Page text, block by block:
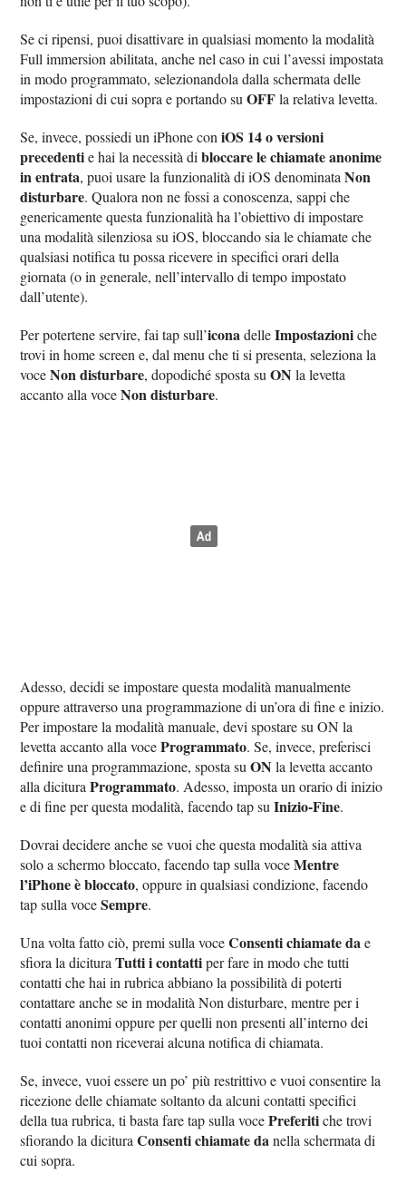
Se ci ripensi, puoi disattivare in qualsiasi momento la modalità
Full immersion abilitata, anche nel caso in cui l’avessi impostata
in modo programmato, selezionandola dalla schermata delle
impostazioni di cui sopra e portando suOFFla relativa levetta.
Se, invece, possiedi un iPhone coniOS 14 o versioni
precedentie hai la necessità dibloccare le chiamate anonime
in entrata, puoi usare la funzionalità di iOS denominataNon
disturbare. Qualora non ne fossi a conoscenza, sappi che
genericamente questa funzionalità ha l’obiettivo di impostare
una modalità silenziosa su iOS, bloccando sia le chiamate che
qualsiasi notifica tu possa ricevere in specifici orari della
giornata (o in generale, nell’intervallo di tempo impostato
dall’utente).
Per potertene servire, fai tap sull’iconadelleImpostazioniche
trovi in home screen e, dal menu che ti si presenta, seleziona la
voceNon disturbare, dopodiché sposta suON la levetta
accanto alla voceNon disturbare.
Adesso, decidi se impostare questa modalità manualmente
oppure attraverso una programmazione di un’ora di fine e inizio.
Per impostare la modalità manuale, devi spostare su ON la
levetta accanto alla voceProgrammato. Se, invece, preferisci
definire una programmazione, sposta suON la levetta accanto
alla dicituraProgrammato. Adesso, imposta un orario di inizio
e di fine per questa modalità, facendo tap suInizio-Fine.
Dovrai decidere anche se vuoi che questa modalità sia attiva
solo a schermo bloccato, facendo tap sulla voceMentre
l’iPhone è bloccato, oppure in qualsiasi condizione, facendo
tap sulla voceSempre.
Una volta fatto ciò, premi sulla voceConsenti chiamate dae
sfiora la dicituraTutti i contattiper fare in modo che tutti
contatti che hai in rubrica abbiano la possibilità di poterti
contattare anche se in modalità Non disturbare, mentre per i
contatti anonimi oppure per quelli non presenti all’interno dei
tuoi contatti non riceverai alcuna notifica di chiamata.
Se, invece, vuoi essere un po’ più restrittivo e vuoi consentire la
ricezione delle chiamate soltanto da alcuni contatti specifici
della tua rubrica, ti basta fare tap sulla vocePreferitiche trovi
sfiorando la dicituraConsenti chiamate danella schermata di
cui sopra.